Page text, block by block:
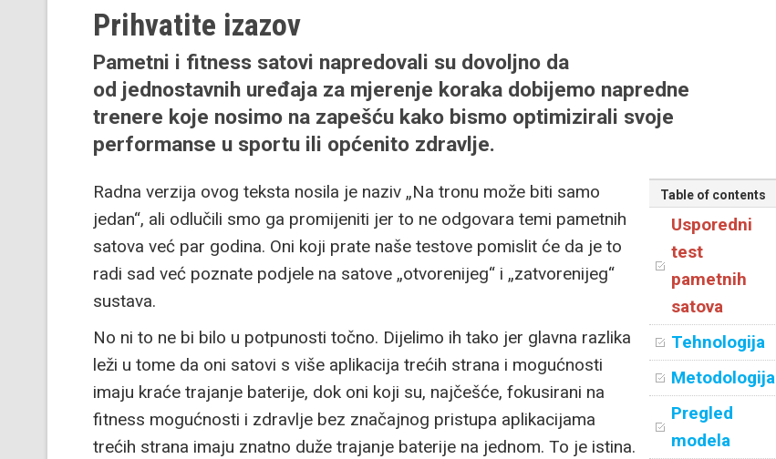
Prihvatite izazov
Pametni i fitness satovi napredovali su dovoljno da
od jednostavnih uređaja za mjerenje koraka dobijemo napredne
trenere koje nosimo na zapešću kako bismo optimizirali svoje
performanse u sportu ili općenito zdravlje.
Table of contents
Usporedni
test
pametnih
satova
Tehnologija
Metodologija
Pregled
modela
Radna verzija ovog teksta nosila je naziv „Na tronu može biti samo
jedan“, ali odlučili smo ga promijeniti jer to ne odgovara temi pametnih
satova već par godina. Oni koji prate naše testove pomislit će da je to
radi sad već poznate podjele na satove „otvorenijeg“ i „zatvorenijeg“
sustava.
No ni to ne bi bilo u potpunosti točno. Dijelimo ih tako jer glavna razlika
leži u tome da oni satovi s više aplikacija trećih strana i mogućnosti
imaju kraće trajanje baterije, dok oni koji su, najčešće, fokusirani na
fitness mogućnosti i zdravlje bez značajnog pristupa aplikacijama
trećih strana imaju znatno duže trajanje baterije na jednom. To je istina.